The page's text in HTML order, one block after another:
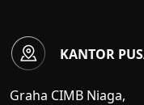
KANTOR
Graha CIMB Niaga,